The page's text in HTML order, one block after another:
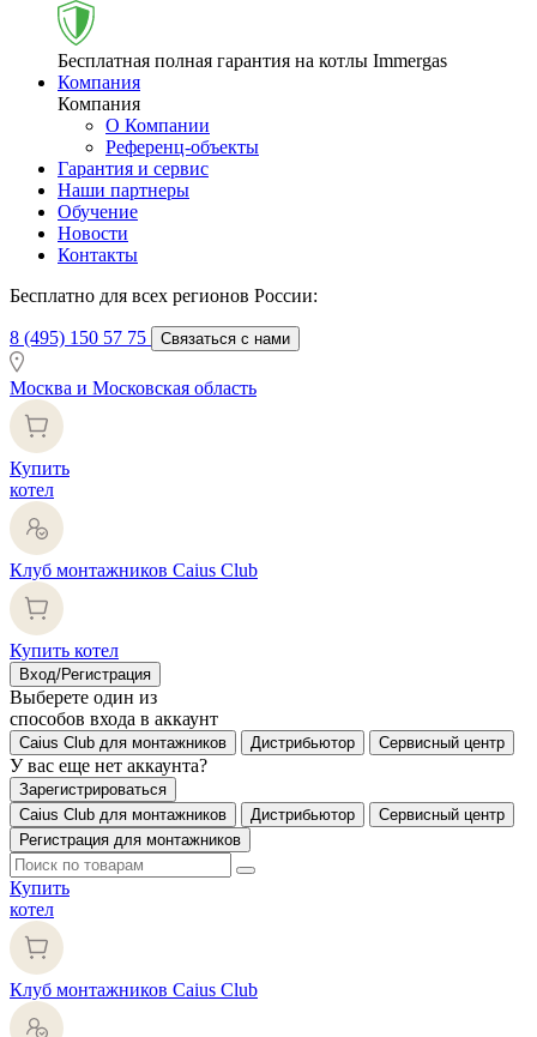
Бесплатная полная гарантия на котлы Immergas
Компания
Компания
О Компании
Референц-объекты
Гарантия и сервис
Наши партнеры
Обучение
Новости
Контакты
Бесплатно для всех регионов России:
8 (495) 150 57 75 Связаться с нами
Москва и Московская область
Купить
котел
Клуб монтажников Caius Club
Купить котел
Вход/Регистрация
Выберете один из
способов входа в аккаунт
Caius Club для монтажников Дистрибьютор Сервисный центр
У вас еще нет аккаунта?
Зарегистрироваться
Caius Club для монтажников
Дистрибьютор
Сервисный центр
Регистрация для монтажников
Купить
котел
Клуб монтажников Caius Club